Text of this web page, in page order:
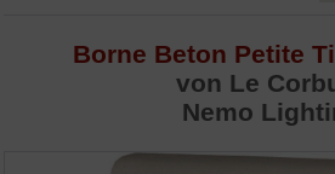
Borne Beton Petite
von Le
Nemo